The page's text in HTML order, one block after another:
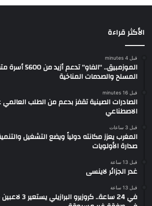
الأكثر قراءة
قبل 4 minutes
الموزمبيق.. “الفاو”
المسلح والصدمات المناخية
قبل 16 minutes
الصادرات الصينية تقفز بدعم من الطلب
الاصطناعي
قبل 3 ساعات
المغرب يعزز مكانته دولياً ويضع التشغيل
صدارة الأولويات
قبل 13 ساعة
غدر الجزائر لاينسى
قبل 13 ساعة
في 24 ساعة..